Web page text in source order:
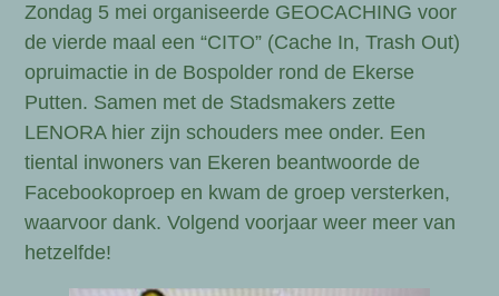
Zondag 5 mei organiseerde GEOCACHING voor
de vierde maal een “CITO” (Cache In, Trash Out)
opruimactie in de Bospolder rond de Ekerse
Putten. Samen met de Stadsmakers zette
LENORA hier zijn schouders mee onder. Een
tiental inwoners van Ekeren beantwoorde de
Facebookoproep en kwam de groep versterken,
waarvoor dank. Volgend voorjaar weer meer van
hetzelfde!